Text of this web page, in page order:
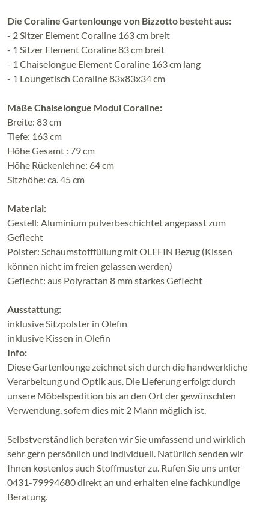
Die Coraline Gartenlounge von Bizzotto besteht aus:
- 2 Sitzer Element Coraline 163 cm breit
- 1 Sitzer Element Coraline 83 cm breit
- 1 Chaiselongue Element Coraline 163 cm lang
- 1 Loungetisch Coraline 83x83x34 cm
Maße Chaiselongue Modul Coraline:
Breite: 83 cm
Tiefe: 163 cm
Höhe Gesamt : 79 cm
Höhe Rückenlehne: 64 cm
Sitzhöhe: ca. 45 cm
Material:
Gestell: Aluminium pulverbeschichtet angepasst zum
Geflecht
Polster: Schaumstofffüllung mit OLEFIN Bezug (Kissen
können nicht im freien gelassen werden)
Geflecht: aus Polyrattan 8 mm starkes Geflecht
Ausstattung:
inklusive Sitzpolster in Olefin
inklusive Kissen in Olefin
Info:
Diese Gartenlounge zeichnet sich durch die handwerkliche
Verarbeitung und Optik aus. Die Lieferung erfolgt durch
unsere Möbelspedition bis an den Ort der gewünschten
Verwendung, sofern dies mit 2 Mann möglich ist.
Selbstverständlich beraten wir Sie umfassend und wirklich
sehr gern persönlich und individuell. Natürlich senden wir
Ihnen kostenlos auch Stoffmuster zu. Rufen Sie uns unter
0431-79994680 direkt an und erhalten eine fachkundige
Beratung.